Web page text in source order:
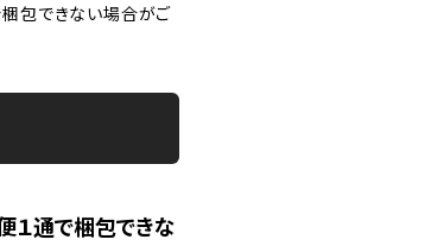
包できない場合がご
通で梱包できな